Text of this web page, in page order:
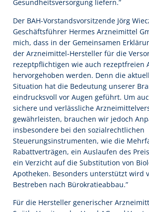
Gesundheitsversorgung liefern.”
Der BAH-Vorstandsvorsitzende Jörg
Geschäftsführer Hermes Arzneimittel
mich, dass in der Gemeinsamen
der Arzneimittel-Hersteller für die
rezeptpflichtigen wie auch rezeptfreien
hervorgehoben werden. Denn die
Situation hat die Bedeutung unserer
eindrucksvoll vor Augen geführt. Um
sichere und verlässliche
gewährleisten, brauchen wir jedoch
insbesondere bei den sozialrechtlichen
Steuerungsinstrumenten, wie die
Rabattverträgen, ein Auslaufen des
ein Verzicht auf die Substitution von
Apotheken. Besonders unterstützt wird
Bestreben nach Bürokratieabbau.”
Für die Hersteller generischer